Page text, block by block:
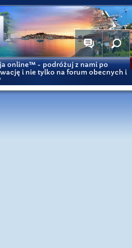
online™ - podróżuj z nami po
i nie tylko na forum obecnych i